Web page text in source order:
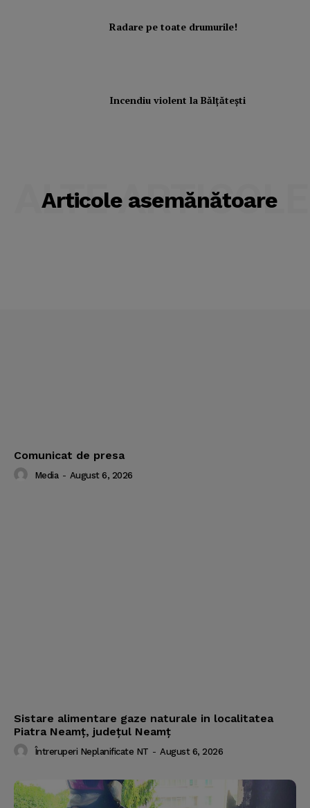
Radare pe toate drumurile!
Incendiu violent la Bălţăteşti
Articole asemănătoare
ALTE ARTICOLE
Comunicat de presa
Media - August 6, 2026
Sistare alimentare gaze naturale in localitatea
Piatra Neamț, județul Neamț
Întreruperi Neplanificate NT - August 6, 2026